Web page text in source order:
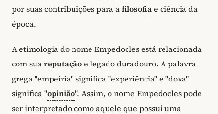
por suas contribuições para afilosofiae ciência da
época.
A etimologia do nome Empedocles está relacionada
com suareputaçãoe legado duradouro. A palavra
grega "empeiria" significa "experiência" e "doxa"
significa "opinião". Assim, o nome Empedocles pode
ser interpretado como aquele que possui uma